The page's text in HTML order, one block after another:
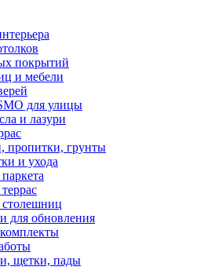
покрытий
и мебели
для улицы
и лазури
пропитки, грунты
и ухода
столешниц
для обновления
щетки, пады